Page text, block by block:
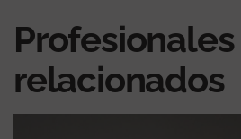
Profesionales
relacionados